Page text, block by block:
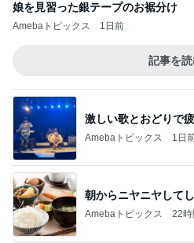
娘を見習った銀テープのお裾分け
Amebaトピックス 1日前
記事を
激しい歌とおどりで
Amebaトピックス 1日
朝からニヤニヤして
Amebaトピックス 22